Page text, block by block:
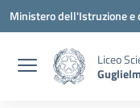
Vai ai contenuti
Vai al menu di navigazione
Vai al footer
Ministero dell'Istruzione e
Liceo